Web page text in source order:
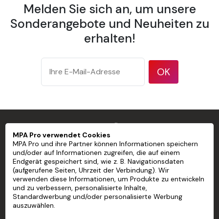
Breite einer Bahn 600 mm
Überlappung 10 mm auf jeder Bahn
Gewicht 175 g/m² nach ISO 536 Testmethode
Dicke 177 µm/7 mil gemäß ISO 534 Testmethode
Finish Matt
Temperatur im Betrieb 15 bis 30 °C
Luftfeuchtigkeit im Betrieb 15 bis 80 % rel.
Nicht entflammbar Zertifiziert nach den
Brandschutznormen Klasse A B1 EN 13501 und M1.
Melden Sie sich an, um unsere
Sonderangebote und Neuheiten zu
erhalten!
OK
MPA PRO SPEZIALIST FÜR PROFESSIONELLE
MARKIERUNGEN
MPA PRO
UNSERE DIENSTLEISTUNGEN
MEIN KONTO
MPA Pro verwendet Cookies
MPA Pro und ihre Partner können Informationen speichern
und/oder auf Informationen zugreifen, die auf einem
Endgerät gespeichert sind, wie z. B. Navigationsdaten
(aufgerufene Seiten, Uhrzeit der Verbindung). Wir
verwenden diese Informationen, um Produkte zu entwickeln
und zu verbessern, personalisierte Inhalte,
Standardwerbung und/oder personalisierte Werbung
auszuwählen.